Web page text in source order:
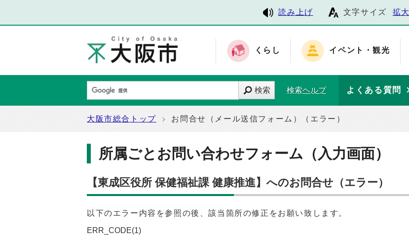
読み上げ 文字サイズ 拡大
くらし イベント・観光
検索 検索ヘルプ よくある質問
大阪市総合トップ お問合せ（メール送信フォーム）（エラー）
所属ごとお問い合わせフォーム（入力画面）
【東成区役所 保健福祉課 健康推進】へのお問合せ（エラー）
以下のエラー内容を参照の後、該当箇所の修正をお願い致します。
ERR_CODE(1)